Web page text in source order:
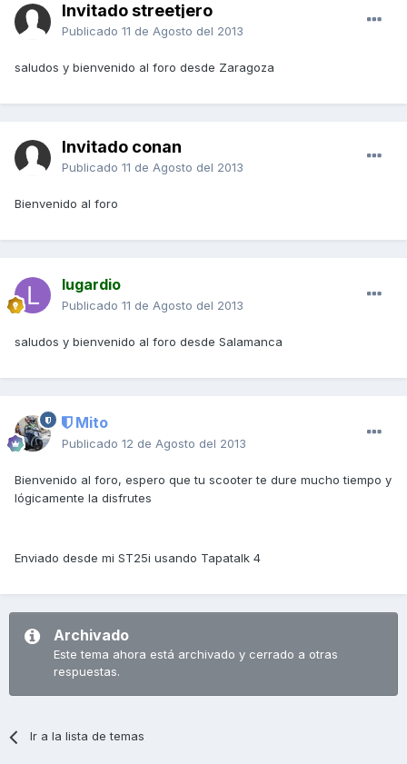
Invitado streetjero
Publicado 11 de Agosto del 2013
saludos y bienvenido al foro desde Zaragoza
Invitado conan
Publicado 11 de Agosto del 2013
Bienvenido al foro
lugardio
Publicado 11 de Agosto del 2013
saludos y bienvenido al foro desde Salamanca
Mito
Publicado 12 de Agosto del 2013
Bienvenido al foro, espero que tu scooter te dure mucho tiempo y
lógicamente la disfrutes
Enviado desde mi ST25i usando Tapatalk 4
Archivado
Este tema ahora está archivado y cerrado a otras
respuestas.
Ir a la lista de temas